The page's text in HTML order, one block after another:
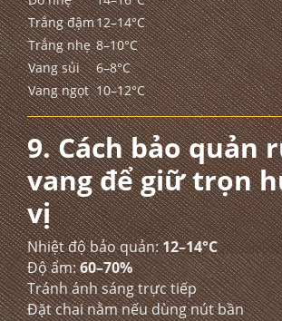
Trắng đậm12–14°C
Trắng nhẹ 8–10°C
Vang sủi
6–8°C
Vang ngọt 10–12°C
9. Cách bảo quản
vang để giữ trọn
vị
Nhiệt độ bảo quản:12–14°C
Độ ẩm:60–70%
Tránh ánh sáng trực tiếp
Đặt chai nằm nếu dùng nút bần